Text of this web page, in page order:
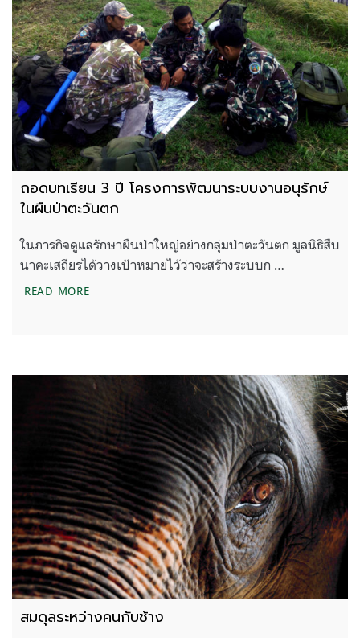
ถอดบทเรียน 3 ปี โครงการพัฒนาระบบงานอนุรักษ์
ในผืนป่าตะวันตก
ในภารกิจดูแลรักษาผืนป่าใหญ่อย่างกลุ่มป่าตะวันตก มูลนิธิสืบ
นาคะเสถียรได้วางเป้าหมายไว้ว่าจะสร้างระบบก …
READ MOREถอดบทเรียน 3 ปี โครงการพัฒนาระบบงานอนุรักษ์ใน
สมดุลระหว่างคนกับช้าง